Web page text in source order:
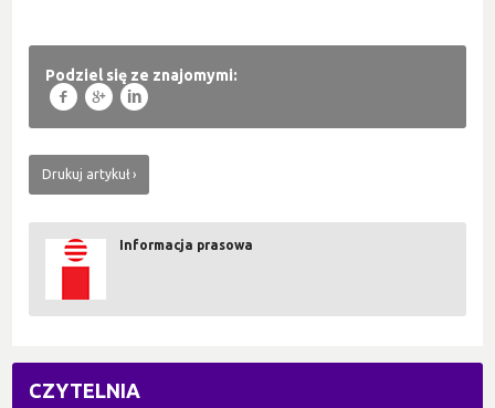
Podziel się ze znajomymi:
f g l
Drukuj artykuł
Informacja prasowa
CZYTELNIA